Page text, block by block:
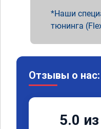
Наши
тюнинга
Отзывы о нас:
5.0